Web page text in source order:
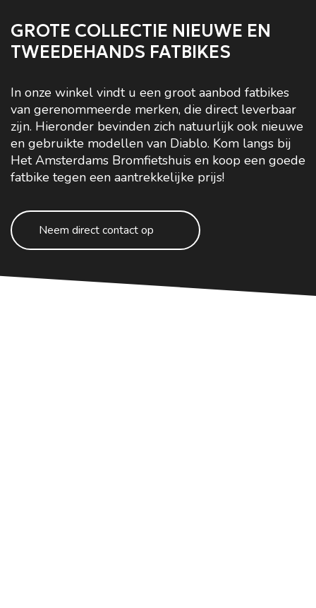
GROTE COLLECTIE NIEUWE EN
TWEEDEHANDS FATBIKES
In onze winkel vindt u een groot aanbod fatbikes
van gerenommeerde merken, die direct leverbaar
zijn. Hieronder bevinden zich natuurlijk ook nieuwe
en gebruikte modellen van Diablo. Kom langs bij
Het Amsterdams Bromfietshuis en koop een goede
fatbike tegen een aantrekkelijke prijs!
Neem direct contact op